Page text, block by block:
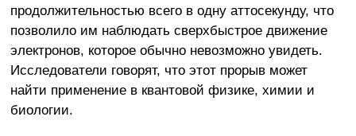
продолжительностью всего в одну аттосекунду, что
позволило им наблюдать сверхбыстрое движение
электронов, которое обычно невозможно увидеть.
Исследователи говорят, что этот прорыв может
найти применение в квантовой физике, химии и
биологии.